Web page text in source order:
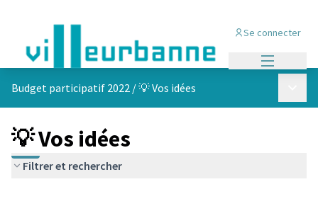
Se connecter
Budget participatif 2022 /💡 Vos idées
💡 Vos idées
Filtrer et rechercher